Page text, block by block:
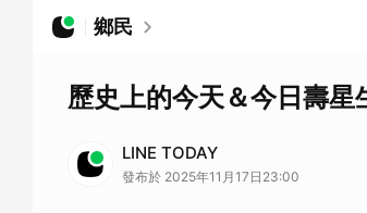
鄉民
歷史上的今天＆今日壽星
LINE TODAY
發布於 2025年11月17日23:00